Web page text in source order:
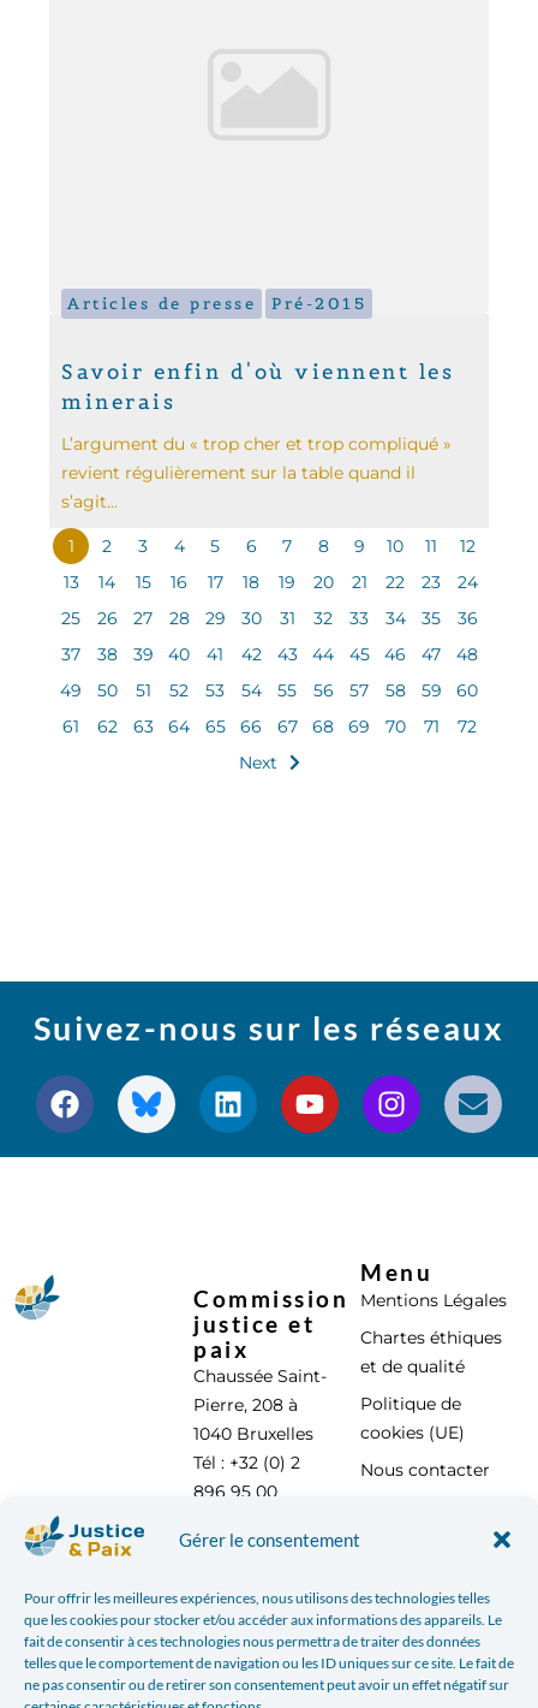
Gérer le consentement
Pour offrir les meilleures expériences, nous utilisons des technologies telles
que les cookies pour stocker et/ou accéder aux informations des appareils. Le
fait de consentir à ces technologies nous permettra de traiter des données
telles que le comportement de navigation ou les ID uniques sur ce site. Le fait de
ne pas consentir ou de retirer son consentement peut avoir un effet négatif sur
Articles de presse Pré-2015
Savoir enfin d'où viennent les
minerais
L’argument du « trop cher et trop compliqué »
revient régulièrement sur la table quand il
s’agit...
1 2 3 4 5 6 7 8 9 10 11
12
13
14 15 16 17 18 19 20 21 22 23
24
25
26 27 28 29 30 31 32 33 34 35
36
37
38 39 40 41 42 43 44 45 46 47
48
49
50 51 52 53 54 55 56 57 58 59
60
61
62 63 64 65 66 67 68 69 70 71
72
Next
Suivez-nous sur les réseaux
Commission
justice et
paix
Chaussée Saint-
Pierre, 208 à
1040 Bruxelles
Tél : +32 (0) 2
896 95 00
Menu
Mentions Légales
Chartes éthiques
et de qualité
Politique de
cookies (UE)
Nous contacter
Avec le soutien de :